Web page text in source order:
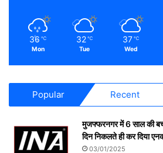
36 ℃
Mon
32 ℃
Tue
37 ℃
Wed
Popular Recent
मुजफ्फरनगर में 6 साल की
दिन निकलते ही कर दिया
03/01/2025